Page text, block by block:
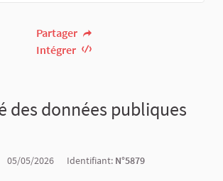
Partager
Intégrer
des données publiques
05/05/2026 Identifiant: N°5879